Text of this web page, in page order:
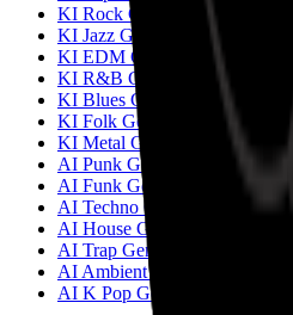
KI Rock Generator
KI Jazz Generator
KI EDM Generator
KI R&B Generator
KI Blues Generator
KI Folk Generator
KI Metal Generator
AI Punk Generator
AI Funk Generator
AI Techno Generator
AI House Generator
AI Trap Generator
AI Ambient Generator
AI K Pop Generator